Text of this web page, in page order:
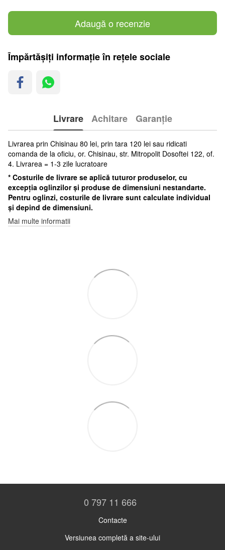
Adaugă o recenzie
Împărtășiți informație în rețele sociale
Livrare Achitare Garanție
Livrarea prin Chisinau 80 lei, prin tara 120 lei sau ridicati
comanda de la oficiu, or. Chisinau, str. Mitropolit Dosoftei 122, of.
4. Livrarea = 1-3 zile lucratoare
* Costurile de livrare se aplică tuturor produselor, cu
excepția oglinzilor și produse de dimensiuni nestandarte.
Pentru oglinzi, costurile de livrare sunt calculate individual
și depind de dimensiuni.
Mai multe informatii
0 797 11 666
Contacte
Versiunea completă a site-ului